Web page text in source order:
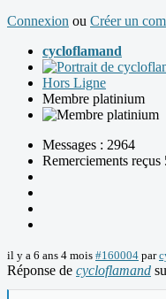
Connexion ou Créer un
cycloflamand
Hors Ligne
Membre platinium
Messages : 2964
Remerciements reçus
il y a 6 ans 4 mois #160004 par
Réponse de cycloflamand